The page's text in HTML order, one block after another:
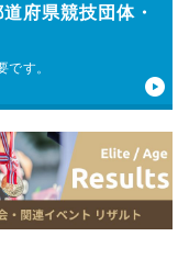
府県競技団体・
です。